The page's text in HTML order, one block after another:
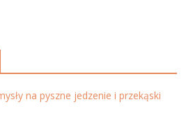
na pyszne jedzenie i przekąski